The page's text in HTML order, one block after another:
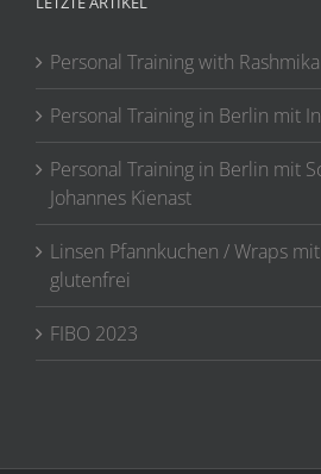
Personal Training with
Personal Training in Berlin mit
Personal Training in Berlin mit
Johannes Kienast
Linsen Pfannkuchen / Wraps
glutenfrei
FIBO 2023